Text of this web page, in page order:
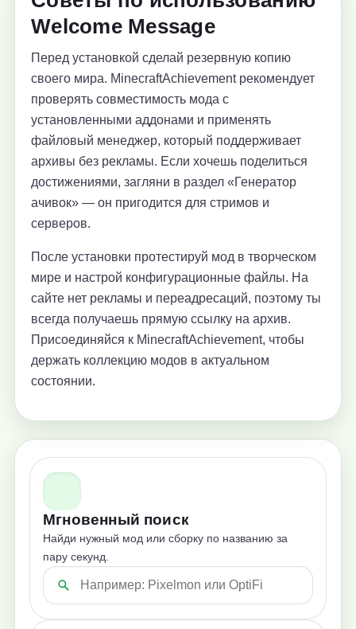
Welcome Message
Перед установкой сделай резервную копию
своего мира. MinecraftAchievement рекомендует
проверять совместимость мода с
установленными аддонами и применять
файловый менеджер, который поддерживает
архивы без рекламы. Если хочешь поделиться
достижениями, загляни в раздел «Генератор
ачивок» — он пригодится для стримов и
серверов.
После установки протестируй мод в творческом
мире и настрой конфигурационные файлы. На
сайте нет рекламы и переадресаций, поэтому ты
всегда получаешь прямую ссылку на архив.
Присоединяйся к MinecraftAchievement, чтобы
держать коллекцию модов в актуальном
состоянии.
Мгновенный поиск
Найди нужный мод или сборку по названию за
пару секунд.